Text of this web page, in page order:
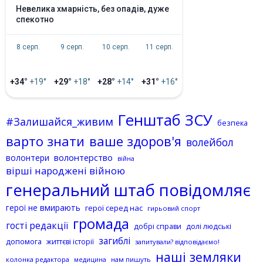
невелика хмарність, без опадів, дуже
спекотно
8 серп.
+34° +19°
9 серп.
+29° +18°
10 серп.
+28° +14°
11 серп.
+31° +16°
#Залишайся_живим Генштаб ЗСУ безпека
варто знати ваше здоров'я волейбол
волонтери волонтерство війна
вірші народжені війною
генеральний штаб повідомляє
герої не вмирають герої серед нас гирьовий спорт
гості редакції громада добрі справи долі людські
допомога життєві історії загиблі запитували? відповідаємо!
колонка редактора
медицина нам пишуть наші земляки